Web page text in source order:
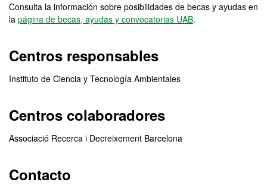
Consulta la información sobre posibilidades de becas y ayudas en
la página de becas, ayudas y convocatorias UAB.
Centros responsables
Instituto de Ciencia y Tecnología Ambientales
Centros colaboradores
Associació Recerca i Decreixement Barcelona
Contacto